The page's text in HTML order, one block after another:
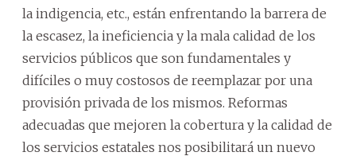
la indigencia, etc., están enfrentando la barrera de
la escasez, la ineficiencia y la mala calidad de los
servicios públicos que son fundamentales y
difíciles o muy costosos de reemplazar por una
provisión privada de los mismos. Reformas
adecuadas que mejoren la cobertura y la calidad de
los servicios estatales nos posibilitará un nuevo